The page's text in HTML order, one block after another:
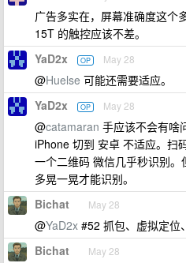
广告多实在，屏幕准确度这个
15T 的触控应该不差。
YaD2x OP May 28
@Huelse 可能还需要适应。
YaD2x OP May 28
@catamaran 手应该不会有啥
iPhone 切到 安卓 不适应。扫
一个二维码 微信几乎秒识别
多晃一晃才能识别。
Bichat May 28
@YaD2x #52 抓包、虚拟定位
Bichat May 28